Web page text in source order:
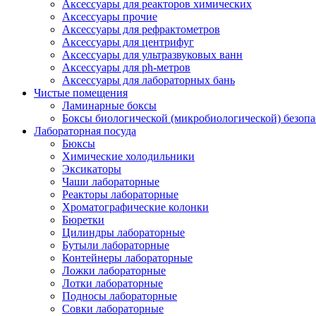
Аксессуары для реакторов химических
Аксессуары прочие
Аксессуары для рефрактометров
Аксессуары для центрифуг
Аксессуары для ультразвуковых ванн
Аксессуары для ph-метров
Аксессуары для лабораторных бань
Чистые помещения
Ламинарные боксы
Боксы биологической (микробиологической)
Лабораторная посуда
Бюксы
Химические холодильники
Эксикаторы
Чаши лабораторные
Реакторы лабораторные
Хроматографические колонки
Бюретки
Цилиндры лабораторные
Бутыли лабораторные
Контейнеры лабораторные
Ложки лабораторные
Лотки лабораторные
Подносы лабораторные
Совки лабораторные